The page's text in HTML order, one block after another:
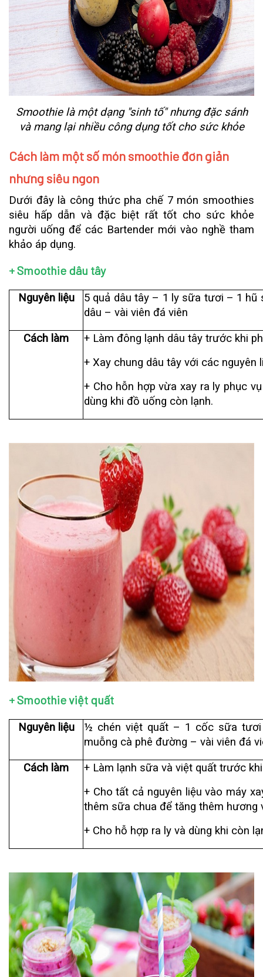
Smoothie là một dạng "sinh tố" nhưng đặc sánh
và mang lại nhiều công dụng tốt cho sức khỏe
Cách làm một số món smoothie đơn giản
nhưng siêu ngon
Dưới đây là công thức pha chế 7 món smoothies
siêu hấp dẫn và đặc biệt rất tốt cho sức khỏe
người uống để các Bartender mới vào nghề tham
khảo áp dụng.
+ Smoothie dâu tây
Nguyên liệu
5 quả dâu tây – 1 ly sữa tươi – 1
dâu – vài viên đá viên
Cách làm
+ Làm đông lạnh dâu tây trước khi
+ Xay chung dâu tây với các
+ Cho hỗn hợp vừa xay ra ly phục
dùng khi đồ uống còn lạnh.
+ Smoothie việt quất
Nguyên liệu
½ chén việt quất – 1 cốc sữa
muỗng cà phê đường – vài viên đá
Cách làm
+ Làm lạnh sữa và việt quất trước
+ Cho tất cả nguyên liệu vào máy
thêm sữa chua để tăng thêm hương
+ Cho hỗ hợp ra ly và dùng khi còn